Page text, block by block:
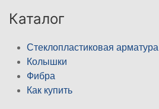
Каталог
Стеклопластиковая арматура
Колышки
Фибра
Как купить